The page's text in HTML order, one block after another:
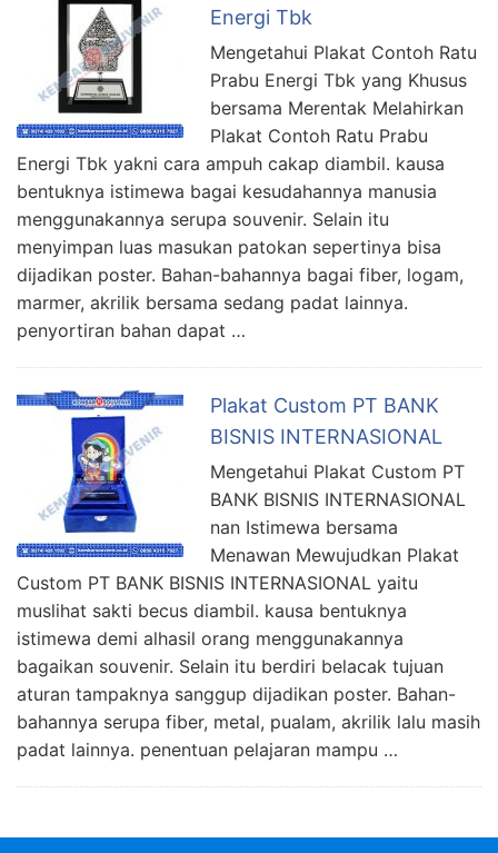
Energi Tbk
Mengetahui Plakat Contoh Ratu
Prabu Energi Tbk yang Khusus
bersama Merentak Melahirkan
Plakat Contoh Ratu Prabu
Energi Tbk yakni cara ampuh cakap diambil. kausa
bentuknya istimewa bagai kesudahannya manusia
menggunakannya serupa souvenir. Selain itu
menyimpan luas masukan patokan sepertinya bisa
dijadikan poster. Bahan-bahannya bagai fiber, logam,
marmer, akrilik bersama sedang padat lainnya.
penyortiran bahan dapat …
Plakat Custom PT BANK
BISNIS INTERNASIONAL
Mengetahui Plakat Custom PT
BANK BISNIS INTERNASIONAL
nan Istimewa bersama
Menawan Mewujudkan Plakat
Custom PT BANK BISNIS INTERNASIONAL yaitu
muslihat sakti becus diambil. kausa bentuknya
istimewa demi alhasil orang menggunakannya
bagaikan souvenir. Selain itu berdiri belacak tujuan
aturan tampaknya sanggup dijadikan poster. Bahan-
bahannya serupa fiber, metal, pualam, akrilik lalu masih
padat lainnya. penentuan pelajaran mampu …